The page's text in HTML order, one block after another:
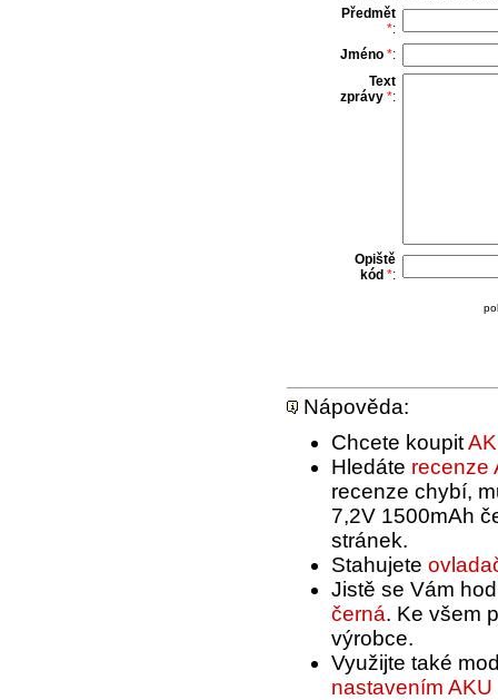
Předmět
*:
Jméno *:
Text
zprávy *:
Opiště
kód *:
Nápověda:
Chcete koupit
Hledáte recenze
recenze chybí,
7,2V 1500mAh
stránek.
Stahujete
Jistě se Vám
černá. Ke všem
výrobce.
Využijte také
nastavením